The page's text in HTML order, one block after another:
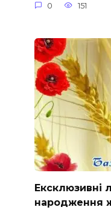
0 151
Ексклюзивні
народження